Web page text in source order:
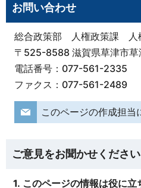
お問い合わせ
総合政策部 人権政策課 人
〒525-8588 滋賀県草津市
電話番号：077-561-2335
ファクス：077-561-2489
このページの作成担当
ご意見をお聞かせください
1. このページの情報は役に立